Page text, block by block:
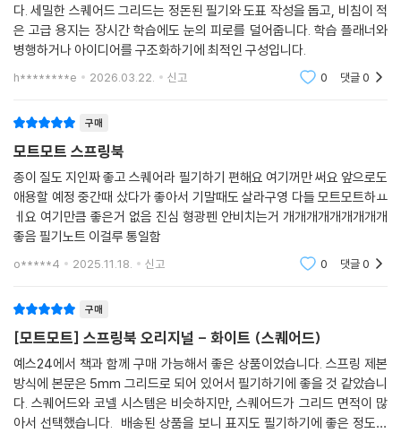
다. 세밀한 스퀘어드 그리드는 정돈된 필기와 도표 작성을 돕고, 비침이 적
은 고급 용지는 장시간 학습에도 눈의 피로를 덜어줍니다. 학습 플래너와
병행하거나 아이디어를 구조화하기에 최적인 구성입니다.
h********e 2026.03.22. 신고 0 댓글0
구매
모트모트 스프링북
종이 질도 지인짜 좋고 스퀘어라 필기하기 편해요 여기꺼만 써요 앞으로도
애용할 예정 중간때 샀다가 좋아서 기말때도 살라구영 다들 모트모트하ㅛ
ㅔ요 여기만큼 좋은거 없음 진심 형광펜 안비치는거 개개개개개개개개개
좋음 필기노트 이걸루 통일함
o*****4 2025.11.18. 신고 0 댓글0
구매
[모트모트] 스프링북 오리지널 - 화이트 (스퀘어드)
예스24에서 책과 함께 구매 가능해서 좋은 상품이었습니다. 스프링 제본
방식에 본문은 5mm 그리드로 되어 있어서 필기하기에 좋을 것 같았습니
다. 스퀘어드와 코넬 시스템은 비슷하지만, 스퀘어드가 그리드 면적이 많
아서 선택했습니다. 배송된 상품을 보니 표지도 필기하기에 좋은 정도로